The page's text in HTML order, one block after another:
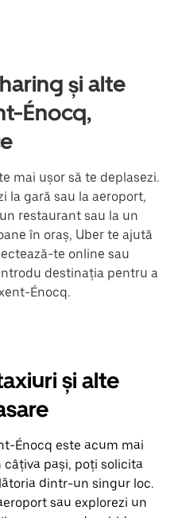
și alte
Énocq,
mai ușor să te deplasezi.
la gară sau la aeroport,
restaurant sau la un
în oraș, Uber te ajută
te online sau
destinația pentru a
Énocq.
și alte
Énocq este acum mai
câțiva pași, poți solicita
dintr-un singur loc.
sau explorezi un